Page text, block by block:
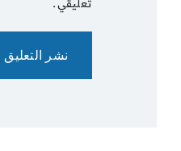
تعليقي.